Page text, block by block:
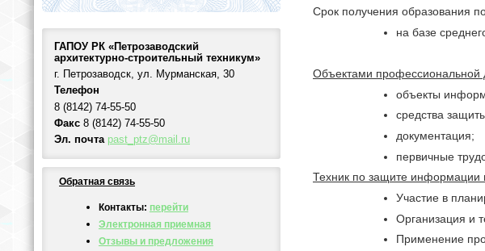
ГАПОУ РК «Петрозаводский
архитектурно-строительный техникум»
г. Петрозаводск, ул. Мурманская, 30
Телефон
8 (8142) 74-55-50
Факс 8 (8142) 74-55-50
Эл. почта past_ptz@mail.ru
Обратная связь
Контакты: перейти
Электронная приемная
Отзывы и предложения
Срок получения образования
на базе
Объектами профессиональной
объекты
средства
документация;
первичные
Техник по защите информации
Участие в
Организация и
Применение